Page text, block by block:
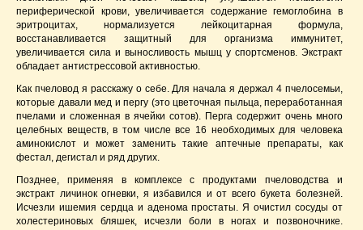
периферической крови, увеличивается содержание гемоглобина в
эритроцитах, нормализуется лейкоцитарная формула,
восстанавливается защитный для организма иммунитет,
увеличивается сила и выносливость мышц у спортсменов. Экстракт
обладает антистрессовой активностью.
Как пчеловод я расскажу о себе. Для начала я держал 4 пчелосемьи,
которые давали мед и пергу (это цветочная пыльца, переработанная
пчелами и сложенная в ячейки сотов). Перга содержит очень много
целебных веществ, в том числе все 16 необходимых для человека
аминокислот и может заменить такие аптечные препараты, как
фестал, дегистал и ряд других.
Позднее, применяя в комплексе с продуктами пчеловодства и
экстракт личинок огневки, я избавился и от всего букета болезней.
Исчезли ишемия сердца и аденома простаты. Я очистил сосуды от
холестериновых бляшек, исчезли боли в ногах и позвоночнике.